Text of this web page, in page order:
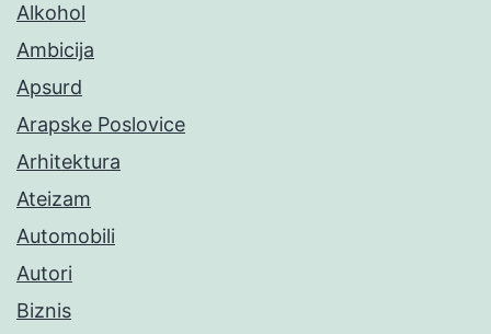
Alkohol
Ambicija
Apsurd
Arapske Poslovice
Arhitektura
Ateizam
Automobili
Autori
Biznis